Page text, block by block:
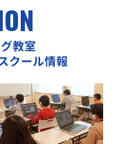
教室
クール情報